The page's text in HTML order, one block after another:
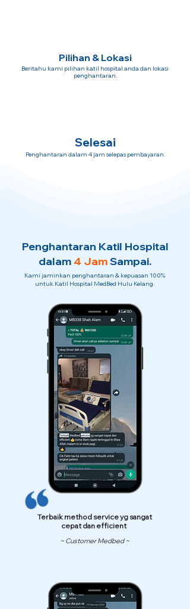
Pilihan & Lokasi
Beritahu kami pilihan katil hospital anda dan lokasi
penghantaran.
Selesai
Penghantaran dalam 4 jam selepas pembayaran.
Penghantaran Katil Hospital
dalam 4 JamSampai.
Kami jaminkan penghantaran & kepuasan 100%
untuk Katil Hospital MedBed Hulu Kelang.
Terbaik method service yg sangat
cepat dan efficient
~ Customer Medbed ~